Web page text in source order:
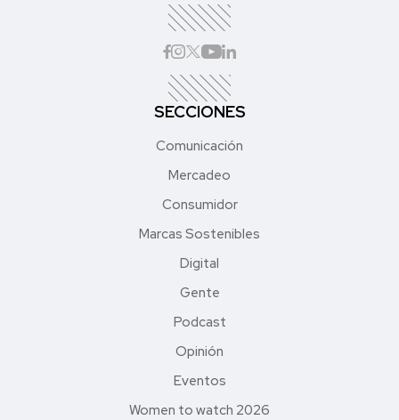
SECCIONES
Comunicación
Mercadeo
Consumidor
Marcas Sostenibles
Digital
Gente
Podcast
Opinión
Eventos
Women to watch 2026